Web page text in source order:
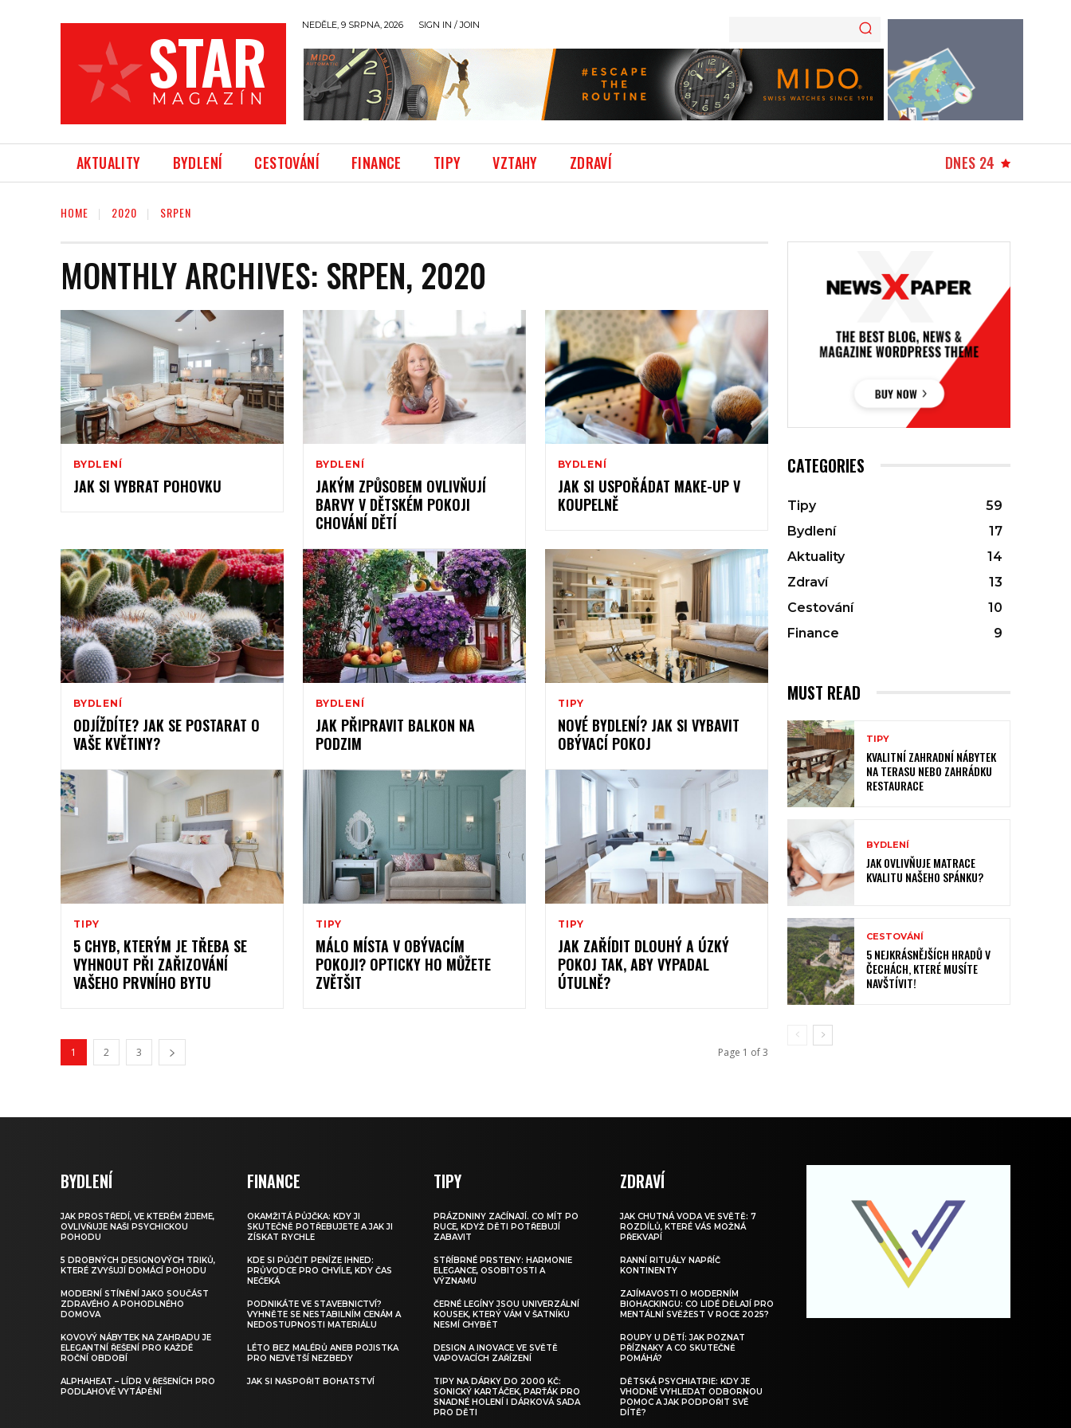
STAR
M A G A Z Í N
NEDĚLE, 9 SRPNA, 2026 SIGN IN / JOIN
AKTUALITY BYDLENÍ CESTOVÁNÍ FINANCE TIPY VZTAHY ZDRAVÍ DNES 24
HOME 2020 SRPEN
MONTHLY ARCHIVES: SRPEN, 2020
BYDLENÍ
JAK SI VYBRAT POHOVKU
BYDLENÍ
JAKÝM ZPŮSOBEM OVLIVŇUJÍ
BARVY V DĚTSKÉM POKOJI
CHOVÁNÍ DĚTÍ
BYDLENÍ
JAK SI USPOŘÁDAT MAKE-UP V
KOUPELNĚ
BYDLENÍ
ODJÍŽDÍTE? JAK SE POSTARAT O
VAŠE KVĚTINY?
BYDLENÍ
JAK PŘIPRAVIT BALKON NA
PODZIM
TIPY
NOVÉ BYDLENÍ? JAK SI VYBAVIT
OBÝVACÍ POKOJ
TIPY
5 CHYB, KTERÝM JE TŘEBA SE
VYHNOUT PŘI ZAŘIZOVÁNÍ
VAŠEHO PRVNÍHO BYTU
TIPY
MÁLO MÍSTA V OBÝVACÍM
POKOJI? OPTICKY HO MŮŽETE
ZVĚTŠIT
TIPY
JAK ZAŘÍDIT DLOUHÝ A ÚZKÝ
POKOJ TAK, ABY VYPADAL
ÚTULNĚ?
1 2 3 Page 1 of 3
CATEGORIES
Tipy
59
Bydlení
17
Aktuality
14
Zdraví
13
Cestování
10
Finance
9
MUST READ
TIPY
KVALITNÍ ZAHRADNÍ NÁBYTEK
NA TERASU NEBO ZAHRÁDKU
RESTAURACE
BYDLENÍ
JAK OVLIVŇUJE MATRACE
KVALITU NAŠEHO SPÁNKU?
CESTOVÁNÍ
5 NEJKRÁSNĚJŠÍCH HRADŮ V
ČECHÁCH, KTERÉ MUSÍTE
NAVŠTÍVIT!
BYDLENÍ
JAK PROSTŘEDÍ, VE KTERÉM ŽIJEME,
OVLIVŇUJE NAŠI PSYCHICKOU
POHODU
5 DROBNÝCH DESIGNOVÝCH TRIKŮ,
KTERÉ ZVYŠUJÍ DOMÁCÍ POHODU
MODERNÍ STÍNĚNÍ JAKO SOUČÁST
ZDRAVÉHO A POHODLNÉHO
DOMOVA
KOVOVÝ NÁBYTEK NA ZAHRADU JE
ELEGANTNÍ ŘEŠENÍ PRO KAŽDÉ
ROČNÍ OBDOBÍ
ALPHAHEAT – LÍDR V ŘEŠENÍCH PRO
PODLAHOVÉ VYTÁPĚNÍ
FINANCE
OKAMŽITÁ PŮJČKA: KDY JI
SKUTEČNĚ POTŘEBUJETE A JAK JI
ZÍSKAT RYCHLE
KDE SI PŮJČIT PENÍZE IHNED:
PRŮVODCE PRO CHVÍLE, KDY ČAS
NEČEKÁ
PODNIKÁTE VE STAVEBNICTVÍ?
VYHNĚTE SE NESTABILNÍM CENÁM A
NEDOSTUPNOSTI MATERIÁLU
LÉTO BEZ MALÉRŮ ANEB POJISTKA
PRO NEJVĚTŠÍ NEZBEDY
JAK SI NASPOŘIT BOHATSTVÍ
TIPY
PRÁZDNINY ZAČÍNAJÍ. CO MÍT PO
RUCE, KDYŽ DĚTI POTŘEBUJÍ
ZABAVIT
STŘÍBRNÉ PRSTENY: HARMONIE
ELEGANCE, OSOBITOSTI A
VÝZNAMU
ČERNÉ LEGÍNY JSOU UNIVERZÁLNÍ
KOUSEK, KTERÝ VÁM V ŠATNÍKU
NESMÍ CHYBĚT
DESIGN A INOVACE VE SVĚTĚ
VAPOVACÍCH ZAŘÍZENÍ
TIPY NA DÁRKY DO 2000 KČ:
SONICKÝ KARTÁČEK, PARŤÁK PRO
SNADNÉ HOLENÍ I DÁRKOVÁ SADA
PRO DĚTI
ZDRAVÍ
JAK CHUTNÁ VODA VE SVĚTĚ: 7
ROZDÍLŮ, KTERÉ VÁS MOŽNÁ
PŘEKVAPÍ
RANNÍ RITUÁLY NAPŘÍČ
KONTINENTY
ZAJÍMAVOSTI O MODERNÍM
BIOHACKINGU: CO LIDÉ DĚLAJÍ PRO
MENTÁLNÍ SVĚŽEST V ROCE 2025?
ROUPY U DĚTÍ: JAK POZNAT
PŘÍZNAKY A CO SKUTEČNĚ
POMÁHÁ?
DĚTSKÁ PSYCHIATRIE: KDY JE
VHODNÉ VYHLEDAT ODBORNOU
POMOC A JAK PODPOŘIT SVÉ
DÍTĚ?